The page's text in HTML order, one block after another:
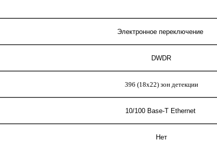
Электронное переключение
DWDR
396 (18x22) зон детекции
10/100 Base-T Ethernet
Нет